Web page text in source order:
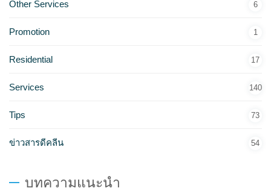
Other Services 6
Promotion 1
Residential 17
Services 140
Tips 73
ข่าวสารดีคลีน 54
บทความแนะนำ